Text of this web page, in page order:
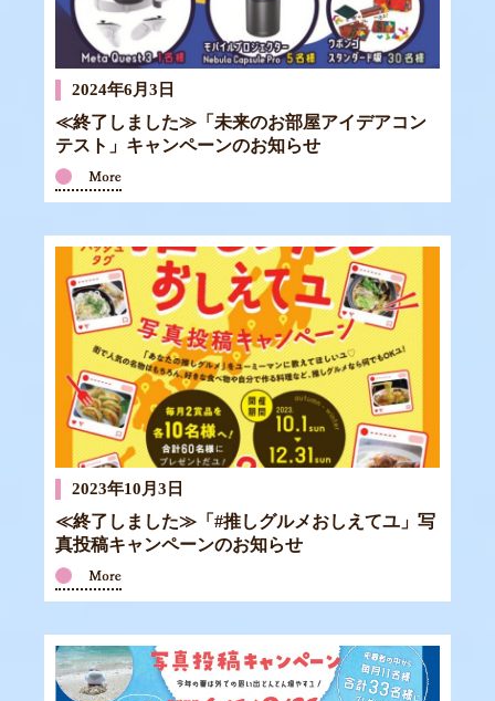
2024年6月3日
≪終了しました≫「未来のお部屋アイデアコン
テスト」キャンペーンのお知らせ
2023年10月3日
≪終了しました≫「#推しグルメおしえてユ」写
真投稿キャンペーンのお知らせ